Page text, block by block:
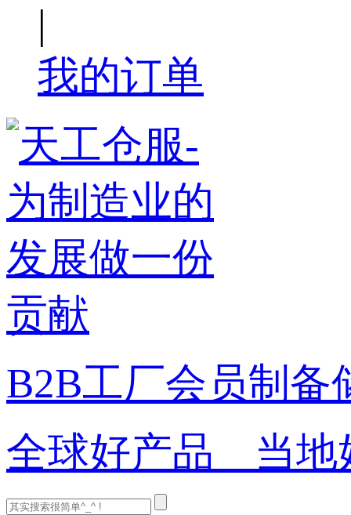
|
我的订单
B2B工厂会员制备
全球好产品 当地